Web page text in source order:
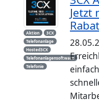
Aktion
3CX
Telefonanlage
Hosted3CX
Telefonanlagensoftware
Telefonie
Jetzt